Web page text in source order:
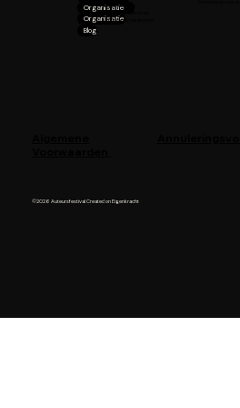
Organisatie
Organisatie
Blog
Bezoekersinfo
Workshops reserveren
©2026 Auteursfestival Created on Eigenkracht